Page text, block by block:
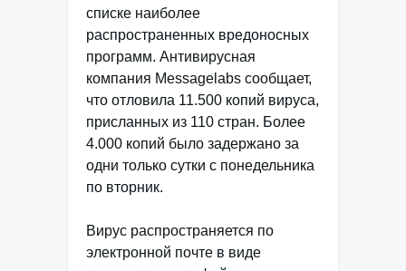
списке наиболее
распространенных вредоносных
программ. Антивирусная
компания Messagelabs сообщает,
что отловила 11.500 копий вируса,
присланных из 110 стран. Более
4.000 копий было задержано за
одни только сутки с понедельника
по вторник.
Вирус распространяется по
электронной почте в виде